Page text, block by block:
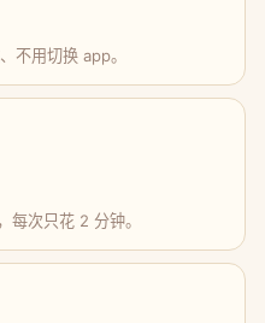
不用切换 app。
每次只花 2 分钟。